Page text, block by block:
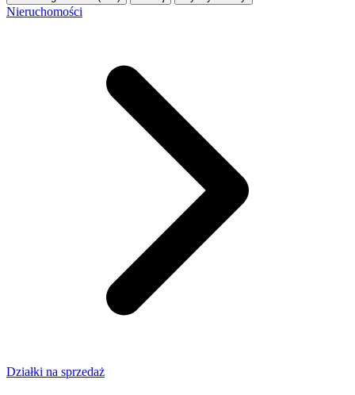
Nieruchomości
Działki na sprzedaż